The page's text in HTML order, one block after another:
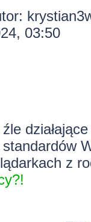
03:50
z